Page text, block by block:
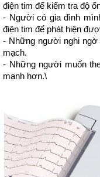
điện tim để kiểm tra độ
- Người có gia đình
điện tim để phát hiện
- Những người nghi ngờ
mạch.
- Những người muốn
mạnh hơn.\